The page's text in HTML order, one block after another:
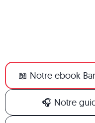
📖 Notre ebook
🎧 Notre